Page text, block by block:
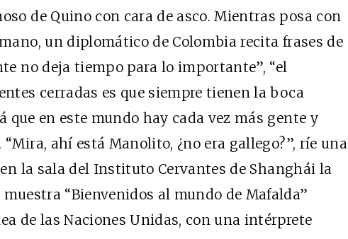
de Quino con cara de asco. Mientras posa con
un diplomático de Colombia recita frases de
no deja tiempo para lo importante”, “el
cerradas es que siempre tienen la boca
que en este mundo hay cada vez más gente y
“Mira, ahí está Manolito, ¿no era gallego?”, ríe una
en la sala del Instituto Cervantes de Shanghái la
“Bienvenidos al mundo de Mafalda”
de las Naciones Unidas, con una intérprete
desde los márgenes
MÉXICO
Cine desde los márgenes
EDICIÓN ESPAÑA
SUSCRÍBETE